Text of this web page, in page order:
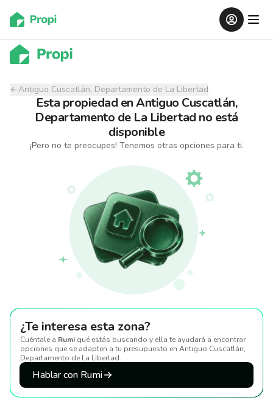
Antiguo Cuscatlán, Departamento de La Libertad
Esta propiedad enAntiguo Cuscatlán,
Departamento de La Libertad no está
disponible
¡Pero no te preocupes! Tenemos otras opciones para ti.
¿Te interesa esta zona?
Cuéntale a Rumi qué estás buscando y ella te ayudará a encontrar
opciones que se adapten a tu presupuesto en Antiguo Cuscatlán,
Departamento de La Libertad.
Hablar con Rumi